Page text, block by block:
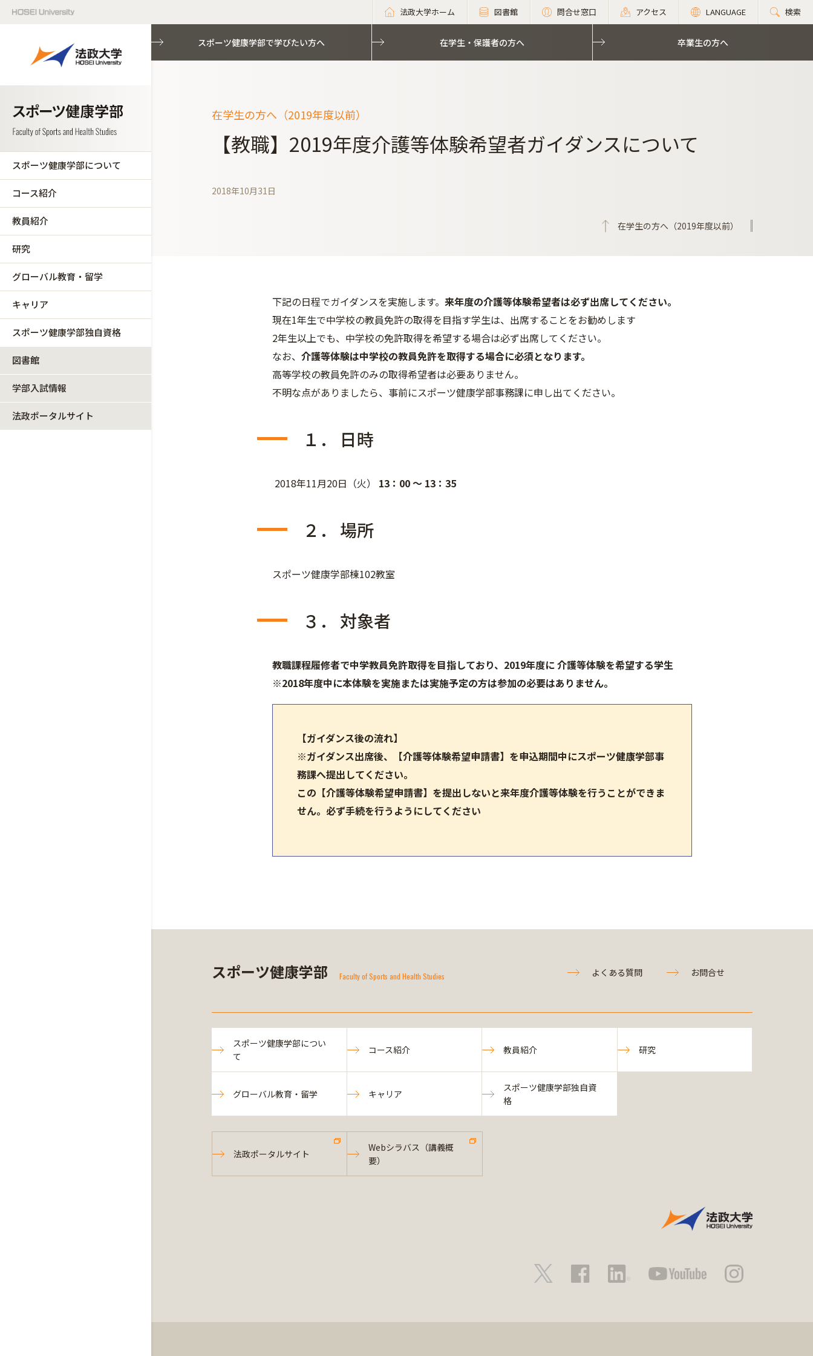
法政大学ホーム 図書館 問合せ窓口 アクセス LANGUAGE 検索
スポーツ健康学部について
コース紹介
教員紹介
研究
グローバル教育・留学
キャリア
スポーツ健康学部独自資格
図書館
学部入試情報
法政ポータルサイト
スポーツ健康学部で学びたい方へ 在学生・保護者の方へ 卒業生の方へ
在学生の方へ（2019年度以前）
【教職】2019年度介護等体験希望者ガイダンスについて
2018年10月31日
在学生の方へ（2019年度以前）
下記の日程でガイダンスを実施します。 来年度の介護等体験希望者は必ず出席してください。
現在1年生で中学校の教員免許の取得を目指す学生は、出席することをお勧めします
2年生以上でも、中学校の免許取得を希望する場合は必ず出席してください。
なお、 介護等体験は中学校の教員免許を取得する場合に必須となります。
高等学校の教員免許のみの取得希望者は必要ありません。
不明な点がありましたら、事前にスポーツ健康学部事務課に申し出てください。
１． 日時
2018年11月20日（火） 13：00 ～ 13：35
２． 場所
スポーツ健康学部棟102教室
３． 対象者
教職課程履修者で中学教員免許取得を目指しており、 2019年度に 介護等体験を希望する学生
※2018年度中に本体験を実施または実施予定の方は参加の必要はありません。
【ガイダンス後の流れ】
※ガイダンス出席後、【介護等体験希望申請書】を申込期間中にスポーツ健康学部事
務課へ提出してください。
この【介護等体験希望申請書】を提出しないと来年度介護等体験を行うことができま
せん。必ず手続を行うようにしてください
スポーツ健康学部 Faculty of Sports and Health Studies よくある質問 お問合せ
スポーツ健康学部につい
て
コース紹介 教員紹介 研究
グローバル教育・留学 キャリア
スポーツ健康学部独自資
格
法政ポータルサイト
Webシラバス（講義概
要）